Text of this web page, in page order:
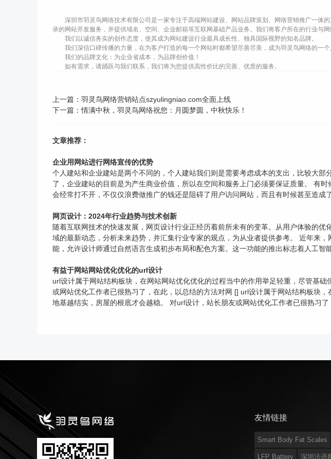
深圳市羽灵鸟网络技术有限公司是一家专注于高端网站建设、网站品牌策划、网络营销推广一
录的网站开发服务，并提供域名、空间、企业邮箱等互联网基础产品业务。我们将客户所在的行业与
我们以诚信务实的创作态度，使其成为网站建设行业最具成长性、独具国际视野的知名品牌。
我们深信口碑传播的力量，在为客户打造的每一个网站时都希望尽善尽美，成为羽灵鸟网络的一
我们的品牌文化：为企业省成本，为品牌创价值！
如有需求，请踊跃与我们联系，我们将为您提供高性价比的完善、优质的服务。
上一篇： 羽灵鸟网络营销站点szyulingniao.com全面上线
下一篇：情满中秋，羽灵鸟网络祝您：月圆梦圆，中秋快乐！
文章推荐：
企业用网站进行网络宣传的优势
个人建站和企业建站是两个不同的，个人建站我们则是需要考虑成本的支出，比较大
了，企业建站的目前是为产生商业价值，所以在空间和服务上门必须要保证质量。 有
会经常打不开，不仅仅浪费做推广的钱还是阻碍了用户访问网站，而且有时候甚至造成
网页设计：2024年行业趋势与技术创新
随着互联网技术的快速发展，网页设计行业正经历着前所未有的变革。从用户体验的
域的最新动态，分析未来趋势，并汇集行业专家的观点，为从业者提供参考。 近年来
能，允许设计师通过自然语言生成初步布局和配色方案。这一功能的推出标志着人工智
有益于网站网站优化优化的url设计
url设计属于网站结构板块，在网站网站优化优化的过程当中的作用举足轻重，尽管基
或网站优化工作者已很熟习了，在此，以总结的方法对网 [] url设计属于网站结构板块
地基越结实，房屋的根底才会越稳。 对url设计，站长朋友或网站优化工作者已很熟习
友情链接
Smart Body Fat Scales
LFP Battery 深圳法语